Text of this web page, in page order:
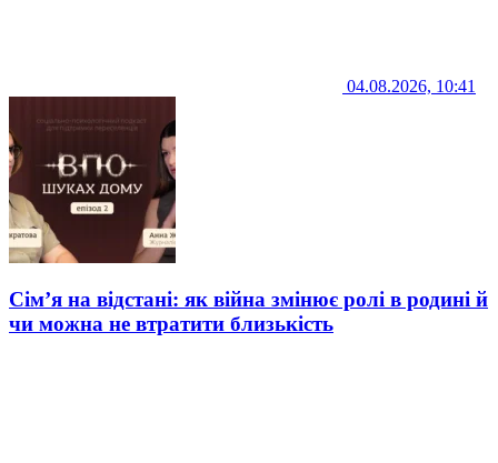
04.08.2026, 10:41
Сім’я на відстані: як війна змінює ролі в родині й
чи можна не втратити близькість